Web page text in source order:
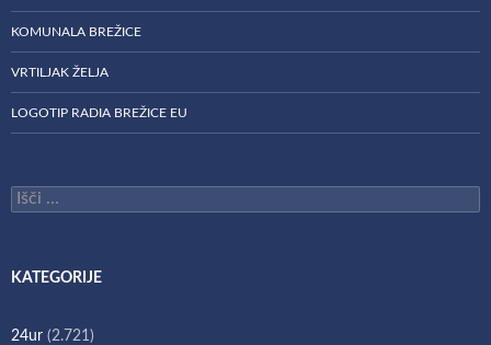
KOMUNALA BREŽICE
VRTILJAK ŽELJA
LOGOTIP RADIA BREŽICE EU
Išči:
KATEGORIJE
24ur (2.721)